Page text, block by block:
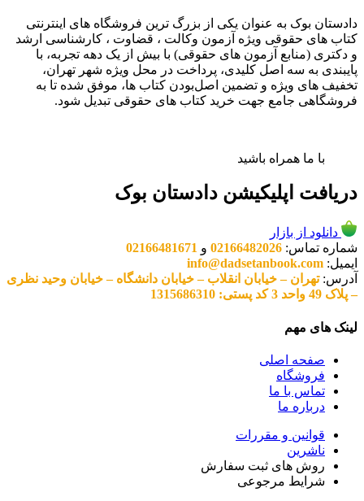
دادستان بوک به عنوان یکی از بزرگ ترین فروشگاه های اینترنتی
کتاب های حقوقی ویژه آزمون وکالت ، قضاوت ، کارشناسی ارشد
و دکتری (منابع آزمون های حقوقی) با بیش از یک دهه تجربه، با
پایبندی به سه اصل کلیدی، پرداخت در محل ویژه شهر تهران،
تخفیف های ویژه و تضمین اصل‌بودن کتاب ها، موفق شده تا به
فروشگاهی جامع جهت خرید کتاب های حقوقی تبدیل شود.
با ما همراه باشید
دریافت اپلیکیشن دادستان بوک
دانلود از بازار
شماره تماس: 02166482026 و 02166481671
ایمیل: info@dadsetanbook.com
آدرس:تهران – خیابان انقلاب – خیابان دانشگاه – خیابان وحید نظری
– پلاک 49 واحد 3 کد پستی: 1315686310
لینک های مهم
صفحه اصلی
فروشگاه
تماس با ما
درباره ما
قوانین و مقررات
ناشرین
روش های ثبت سفارش
شرایط مرجوعی